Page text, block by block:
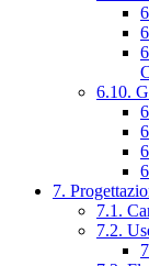
6.10.
7.
7.1.
7.2.